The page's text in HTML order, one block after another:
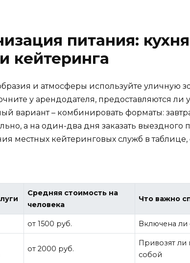
питания:
кейтеринга
и атмосферы используйте уличную
у арендодателя, предоставляются ли
вариант – комбинировать форматы:
а на один-два дня заказать выездного
местных кейтеринговых служб в
Средняя стоимость на
человека
Что важно
от 1500 руб. Включена ли
от 2000 руб.
Привозят ли
собой